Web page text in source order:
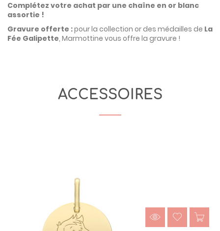
Complétez votre achat par une chaîne en or blanc
assortie !
Gravure offerte :pour la collection or des médailles de La
Fée Galipette, Marmottine vous offre la gravure !
ACCESSOIRES